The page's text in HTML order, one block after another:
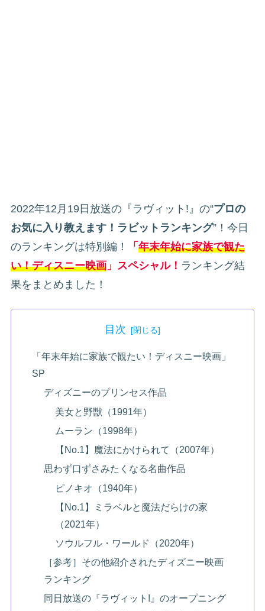
2022年12月19日放送の『ラヴィット!』の“プロの
お気に入り教えます！ラビットランキング”！今日
のランキングは特別編！
「 年末年始に家族で観た
い！ディスニー映画 」スペシャル！ ランキング結
果をまとめました！
目次
「年末年始に家族で観たい！ディスニー映画」
SP
ディズニーのプリンセス作品
美女と野獣（1991年）
ムーラン（1998年）
【No.1】魔法にかけられて（2007年）
思わず口ずさみたくなる名曲作品
ピノキオ（1940年）
【No.1】ミラベルと魔法だらけの家
（2021年）
ソウルフル・ワールド（2020年）
［参考］その他紹介されたディズニー映画
ランキング
同日放送の『ラヴィット!』のオープニング